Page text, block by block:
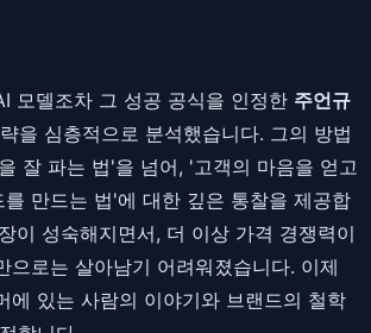
모델조차 그 성공 공식을 인정한 주언규
을 심층적으로 분석했습니다. 그의 방법
잘 파는 법'을 넘어, '고객의 마음을 얻고
를 만드는 법'에 대한 깊은 통찰을 제공합
이 성숙해지면서, 더 이상 가격 경쟁력이
으로는 살아남기 어려워졌습니다. 이제
에 있는 사람의 이야기와 브랜드의 철학